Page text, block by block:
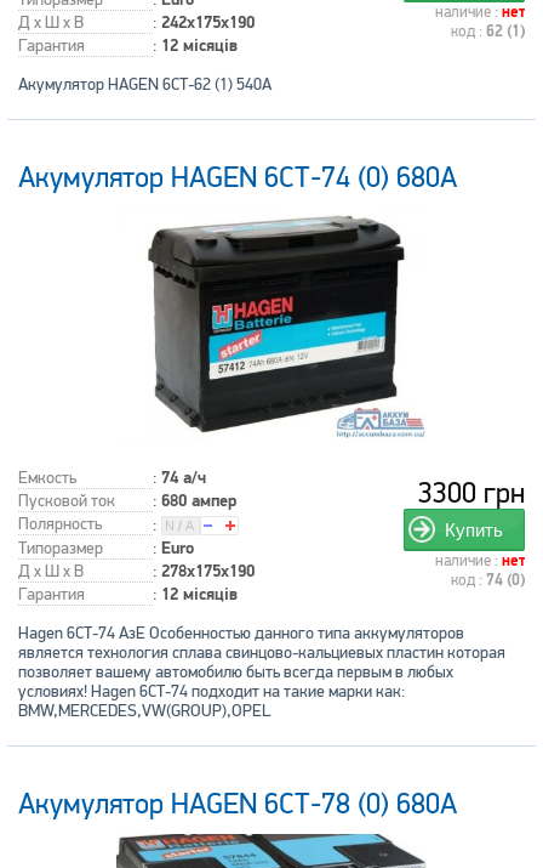
Д x Ш x В : 242x175x190
Гарантия : 12 місяців
наличие : нет
код : 62 (1)
Акумулятор HAGEN 6СТ-62 (1) 540A
Акумулятор HAGEN 6СТ-74 (0) 680A
Емкость : 74 а/ч
Пусковой ток : 680 ампер
Полярность
:
Типоразмер
: Euro
Д x Ш x В : 278x175x190
Гарантия : 12 місяців
3300 грн
Купить
наличие : нет
код : 74 (0)
Hagen 6СТ-74 АзЕ Особенностью данного типа аккумуляторов
является технология сплава свинцово-кальциевых пластин которая
позволяет вашему автомобилю быть всегда первым в любых
условиях! Hagen 6СТ-74 подходит на такие марки как:
BMW,MERCEDES,VW(GROUP),OPEL
Акумулятор HAGEN 6СТ-78 (0) 680A